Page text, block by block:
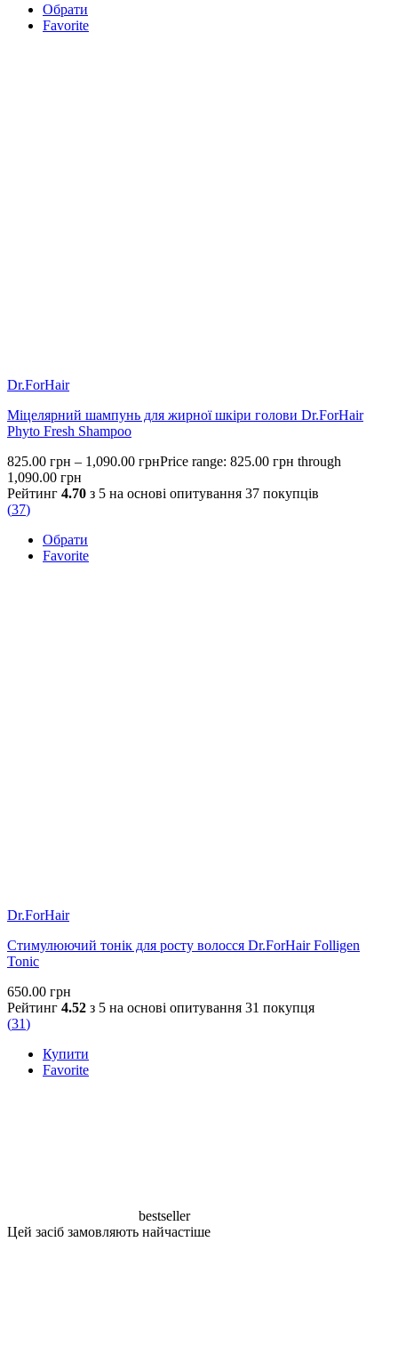
Обрати
Favorite
Dr.ForHair
Міцелярний шампунь для жирної шкіри голови Dr.ForHair
Phyto Fresh Shampoo
825.00 грн – 1,090.00 грнPrice range: 825.00 грн through
1,090.00 грн
Рейтинг 4.70 з 5 на основі опитування 37 покупців
(37)
Обрати
Favorite
Dr.ForHair
Стимулюючий тонік для росту волосся Dr.ForHair Folligen
Tonic
650.00 грн
Рейтинг 4.52 з 5 на основі опитування 31 покупця
(31)
Купити
Favorite
bestseller
Цей засіб замовляють найчастіше